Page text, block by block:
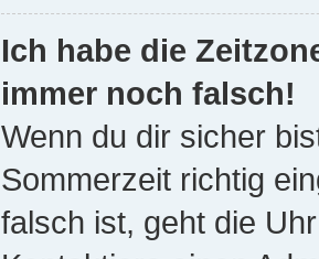
Ich habe die
immer noch falsch!
Wenn du dir sicher
Sommerzeit richtig
falsch ist, geht die